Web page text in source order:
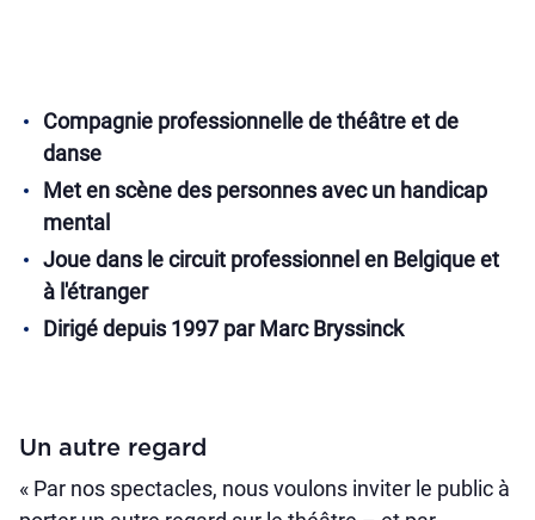
Compagnie professionnelle de théâtre et de
danse
Met en scène des personnes avec un handicap
mental
Joue dans le circuit professionnel en Belgique et
à l'étranger
Dirigé depuis 1997 par Marc Bryssinck
Un autre regard
« Par nos spectacles, nous voulons inviter le public à